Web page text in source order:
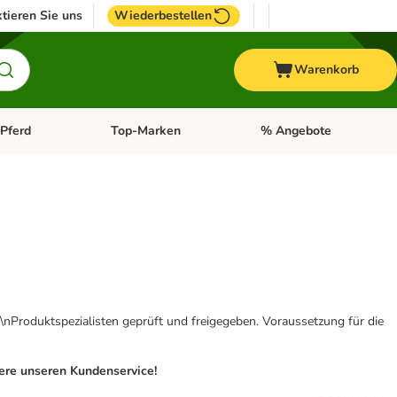
Sie uns Wiederbestellen
Warenkorb
Fisch Menü öffnen: Vogel
Pferd Kategorie-Menü öffnen: Pferd
Top-Marken Kategorie-Menü öffnen:
% Angebote
geprüft und freigegeben. Voraussetzung für die
unseren Kundenservice!